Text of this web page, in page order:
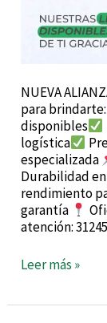
NUEVA
para brindarte:
disponibles
logística
especializada
Durabilidad
rendimiento
garantía
atención:
Leer más »